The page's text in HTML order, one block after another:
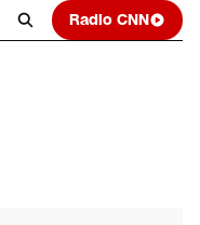
Radio CNN